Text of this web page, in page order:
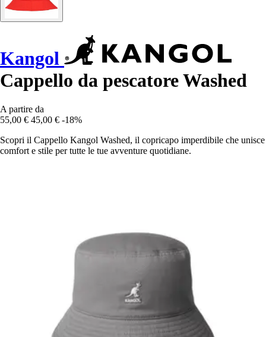
Kangol
Cappello da pescatore Washed
A partire da
55,00 € 45,00 € -18%
Scopri il Cappello Kangol Washed, il copricapo imperdibile che unisce
comfort e stile per tutte le tue avventure quotidiane.